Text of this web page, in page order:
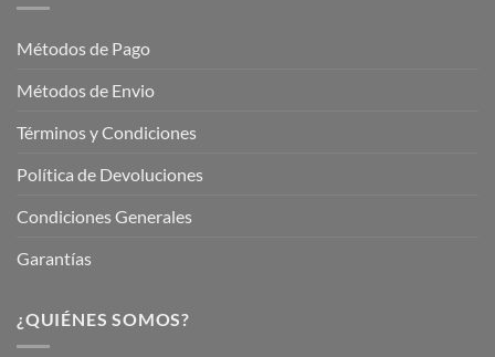
Métodos de Pago
Métodos de Envio
Términos y Condiciones
Política de Devoluciones
Condiciones Generales
Garantías
¿QUIÉNES SOMOS?